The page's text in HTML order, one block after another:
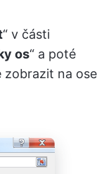
“ v části
os“ a poté
na ose